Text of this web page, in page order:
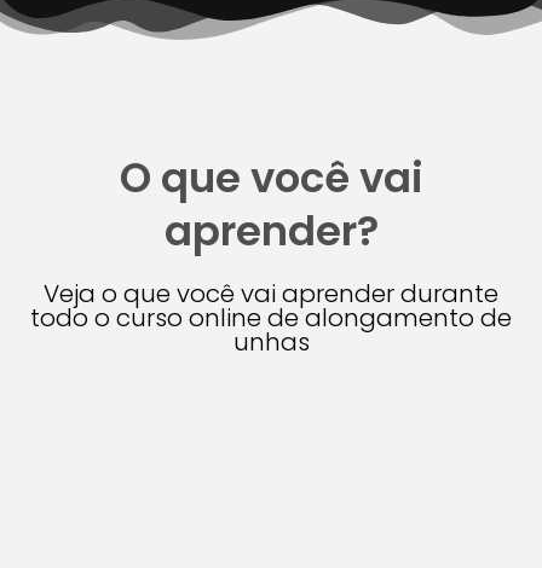
O que você vai
aprender?
Veja o que você vai aprender durante
todo o curso online de alongamento de
unhas